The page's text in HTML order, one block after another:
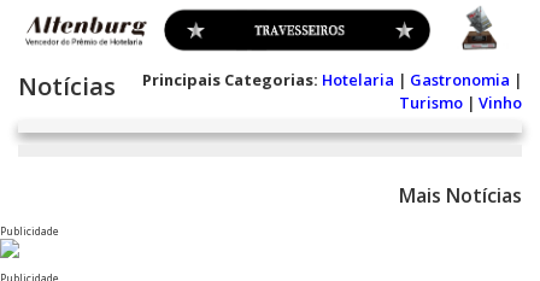
Notícias Principais Categorias: Hotelaria | Gastronomia |
Turismo | Vinho
Mais Notícias
Publicidade
Publicidade